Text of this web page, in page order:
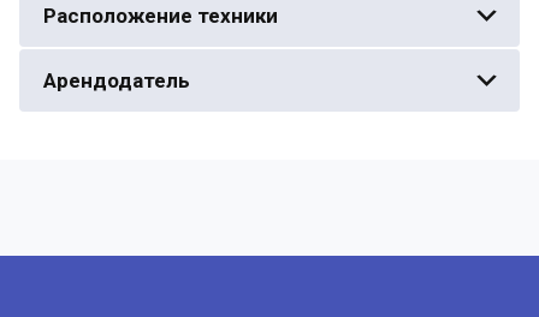
Расположение техники
Арендодатель